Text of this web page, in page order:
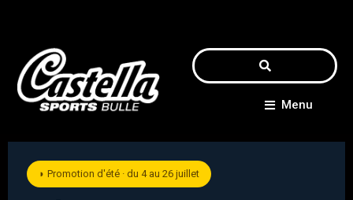
Menu
◗ Promotion d'été · du 4 au 26 juillet